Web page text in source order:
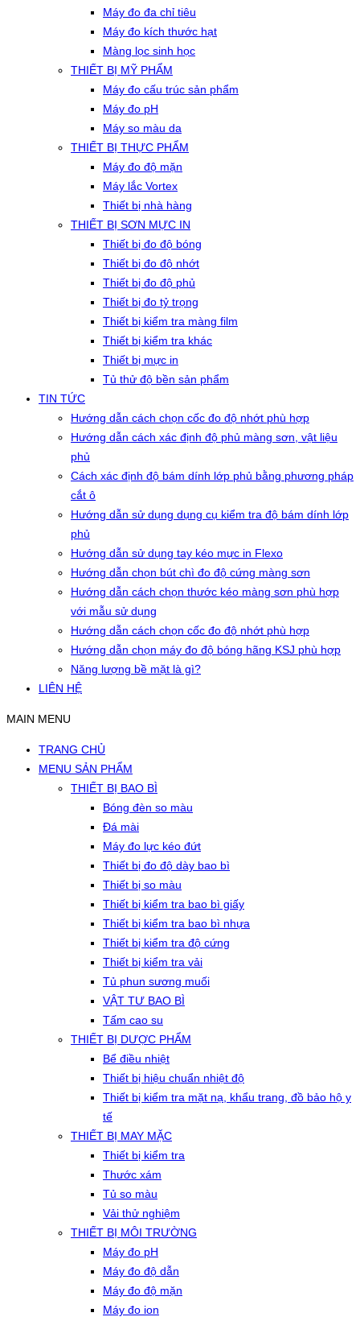
Máy đo đa chỉ tiêu
Máy đo kích thước hạt
Màng lọc sinh học
THIẾT BỊ MỸ PHẨM
Máy đo cấu trúc sản phẩm
Máy đo pH
Máy so màu da
THIẾT BỊ THỰC PHẨM
Máy đo độ mặn
Máy lắc Vortex
Thiết bị nhà hàng
THIẾT BỊ SƠN MỰC IN
Thiết bị đo độ bóng
Thiết bị đo độ nhớt
Thiết bị đo độ phủ
Thiết bị đo tỷ trọng
Thiết bị kiểm tra màng film
Thiết bị kiểm tra khác
Thiết bị mực in
Tủ thử độ bền sản phẩm
TIN TỨC
Hướng dẫn cách chọn cốc đo độ nhớt phù hợp
Hướng dẫn cách xác định độ phủ màng sơn, vật liệu
phủ
Cách xác định độ bám dính lớp phủ bằng phương pháp
cắt ô
Hướng dẫn sử dụng dụng cụ kiểm tra độ bám dính lớp
phủ
Hướng dẫn sử dụng tay kéo mực in Flexo
Hướng dẫn chọn bút chì đo độ cứng màng sơn
Hướng dẫn cách chọn thước kéo màng sơn phù hợp
với mẫu sử dụng
Hướng dẫn cách chọn cốc đo độ nhớt phù hợp
Hướng dẫn chọn máy đo độ bóng hãng KSJ phù hợp
Năng lượng bề mặt là gì?
LIÊN HỆ
MAIN MENU
TRANG CHỦ
MENU SẢN PHẨM
THIẾT BỊ BAO BÌ
Bóng đèn so màu
Đá mài
Máy đo lực kéo đứt
Thiết bị đo độ dày bao bì
Thiết bị so màu
Thiết bị kiểm tra bao bì giấy
Thiết bị kiểm tra bao bì nhựa
Thiết bị kiểm tra độ cứng
Thiết bị kiểm tra vải
Tủ phun sương muối
VẬT TƯ BAO BÌ
Tấm cao su
THIẾT BỊ DƯỢC PHẨM
Bể điều nhiệt
Thiết bị hiệu chuẩn nhiệt độ
Thiết bị kiểm tra mặt nạ, khẩu trang, đồ bảo hộ y
tế
THIẾT BỊ MAY MẶC
Thiết bị kiểm tra
Thước xám
Tủ so màu
Vải thử nghiệm
THIẾT BỊ MÔI TRƯỜNG
Máy đo pH
Máy đo độ dẫn
Máy đo độ mặn
Máy đo ion